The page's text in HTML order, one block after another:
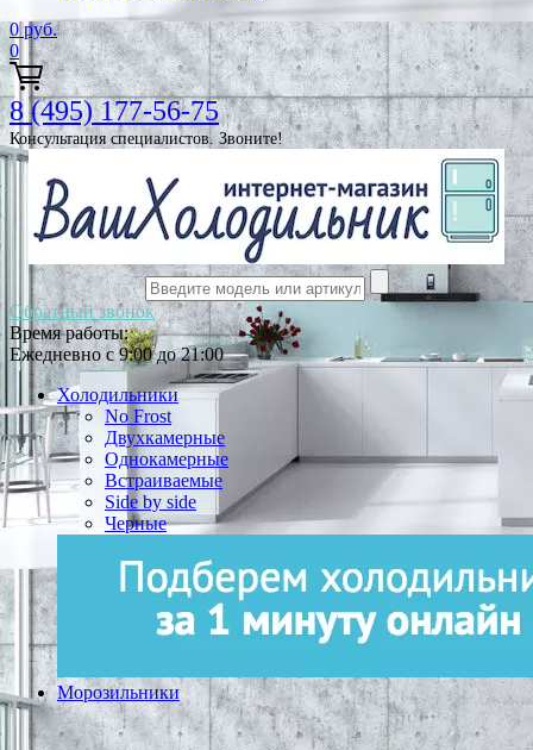
0 руб.
0
8 (495) 177-56-75
Консультация специалистов. Звоните!
Обратный звонок
Время работы:
Ежедневно с 9:00 до 21:00
Холодильники
No Frost
Двухкамерные
Однокамерные
Встраиваемые
Side by side
Черные
Морозильники